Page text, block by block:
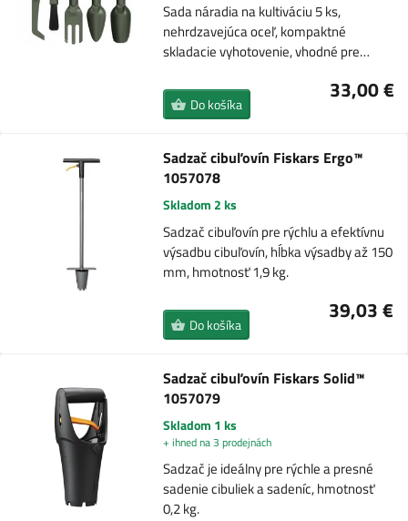
Sada náradia na kultiváciu 5 ks,
nehrdzavejúca oceľ, kompaktné
skladacie vyhotovenie, vhodné pre…
33,00 €
Do košíka
Sadzač cibuľovín Fiskars Ergo™
1057078
Skladom 2 ks
Sadzač cibuľovín pre rýchlu a efektívnu
výsadbu cibuľovín, hĺbka výsadby až 150
mm, hmotnosť 1,9 kg.
39,03 €
Do košíka
Sadzač cibuľovín Fiskars Solid™
1057079
Skladom 1 ks
+ ihned na 3 prodejnách
Sadzač je ideálny pre rýchle a presné
sadenie cibuliek a sadeníc, hmotnosť
0,2 kg.